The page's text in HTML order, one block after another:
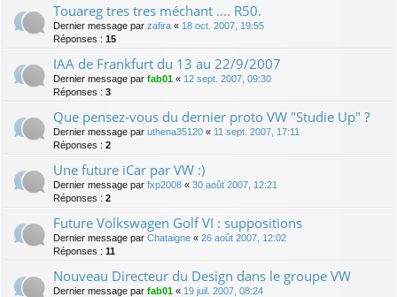
Touareg tres tres méchant .... R50.
Dernier message par zafira « 18 oct. 2007, 19:55
Réponses : 15
IAA de Frankfurt du 13 au 22/9/2007
Dernier message par fab01 « 12 sept. 2007, 09:30
Réponses : 3
Que pensez-vous du dernier proto VW "Studie Up" ?
Dernier message par uthena35120 « 11 sept. 2007, 17:11
Réponses : 2
Une future iCar par VW :)
Dernier message par fxp2008 « 30 août 2007, 12:21
Réponses : 2
Future Volkswagen Golf VI : suppositions
Dernier message par Chataigne « 26 août 2007, 12:02
Réponses : 11
Nouveau Directeur du Design dans le groupe VW
Dernier message par fab01 « 19 juil. 2007, 08:24